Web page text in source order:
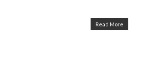
Read More